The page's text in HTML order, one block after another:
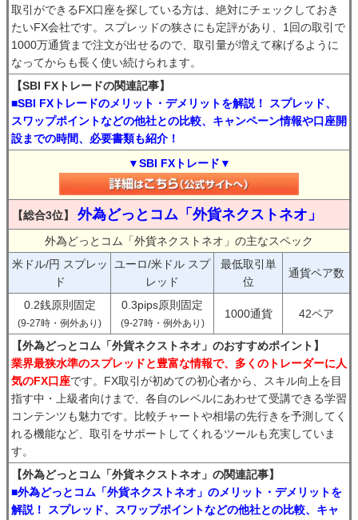
取引ができるFX口座を探している方は、絶対にチェックしておき
たいFX会社です。スプレッドの狭さにも定評があり、1回の取引で
1000万通貨まで注文が出せるので、取引量が増えて稼げるように
なってからも長く使い続けられます。
【SBI FXトレードの関連記事】
■SBI FXトレードのメリット・デメリットを解説！ スプレッド、
スワップポイントなどの他社との比較、キャンペーン情報や口座開
設までの時間、必要書類も紹介！
▼SBI FXトレード▼
【総合3位】 外為どっとコム「外貨ネクストネオ」
外為どっとコム「外貨ネクストネオ」の主なスペック
米ドル/円 スプレッ
ド
ユーロ/米ドル スプ
レッド
最低取引単
位
通貨ペア数
0.2銭原則固定
(9-27時・例外あり)
0.3pips原則固定
(9-27時・例外あり)
1000通貨 42ペア
【外為どっとコム「外貨ネクストネオ」のおすすめポイント】
業界最狭水準のスプレッドと豊富な情報で、多くのトレーダーに人
気のFX口座です。FX取引が初めての初心者から、スキル向上を目
指す中・上級者向けまで、各自のレベルにあわせて受講できる学習
コンテンツも魅力です。比較チャートや相場の先行きを予測してく
れる機能など、取引をサポートしてくれるツールも充実していま
す。
【外為どっとコム「外貨ネクストネオ」の関連記事】
■外為どっとコム「外貨ネクストネオ」のメリット・デメリットを
解説！ スプレッド、スワップポイントなどの他社との比較、キャ